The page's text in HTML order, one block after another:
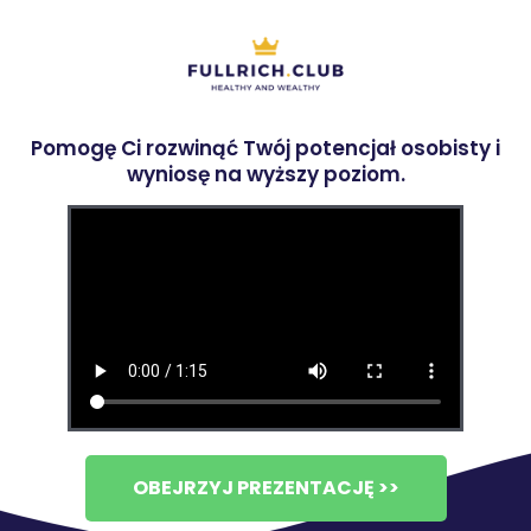
Pomogę Ci rozwinąć Twój potencjał osobisty i
wyniosę na wyższy poziom.
OBEJRZYJ PREZENTACJĘ >>